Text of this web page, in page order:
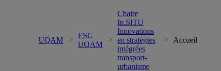
UQAM
ESG
UQAM
Chaire
In.SITU
Innovations
en stratégies
intégrées
transport-
urbanisme
Accueil